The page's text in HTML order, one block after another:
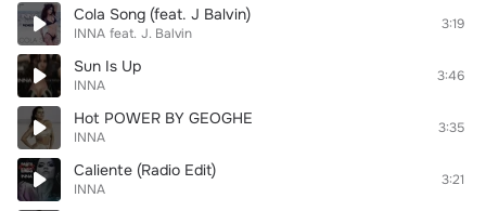
Cola Song (feat. J Balvin)
INNA feat. J. Balvin
3:19
Sun Is Up
INNA
3:46
Hot POWER BY GEOGHE
INNA
3:35
Caliente (Radio Edit)
INNA
3:21